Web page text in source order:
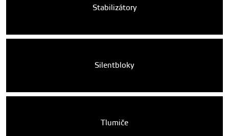
Stabilizátory
Silentbloky
Tlumiče